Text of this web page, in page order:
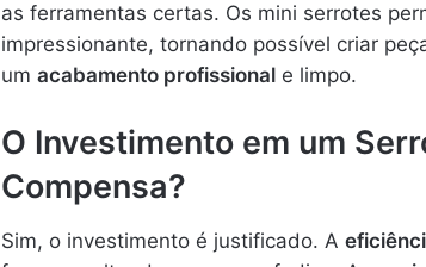
as ferramentas certas. Os mini serrotes
impressionante, tornando possível criar
um acabamento profissional e limpo.
O Investimento em um
Compensa?
Sim, o investimento é justificado. A